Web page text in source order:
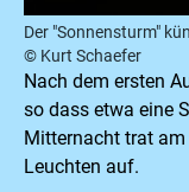
Der "Sonnensturm"
© Kurt Schaefer
Nach dem ersten
so dass etwa eine
Mitternacht trat
Leuchten auf.